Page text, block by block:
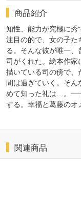
商品紹介
知性、能力が究極に秀
注目の的で、女の子た
る。そんな彼が唯一
司がくれた。絵本作家
描いている司の傍で、
間は過ぎていく。そ
めて知った礼は…。──
する。幸福と葛藤のオ
関連商品